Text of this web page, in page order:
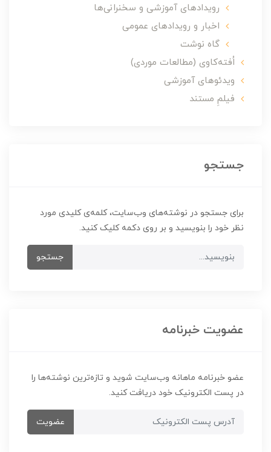
رویدادهای آموزشی و سخنرانی‌ها
اخبار و رویدادهای عمومی
گاه نوشت
اُفته‌کاوی (مطالعات موردی)
ویدئوهای آموزشی
فیلمِ مستند
جستجو
برای جستجو در نوشته‌های وب‌سایت، کلمه‌ی کلیدی مورد
نظر خود را بنویسید و بر روی دکمه کلیک کنید.
جستجو
عضویت خبرنامه
عضو خبرنامه ماهانه وب‌سایت شوید و تازه‌ترین نوشته‌ها را
در پست الکترونیک خود دریافت کنید.
عضویت